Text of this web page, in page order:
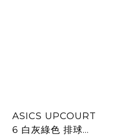
ASICS UPCOURT
6 白灰綠色 排球鞋/